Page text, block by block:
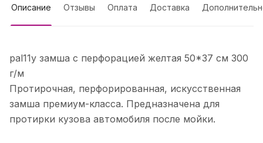
Описание Отзывы Оплата Доставка
pal11y замша с перфорацией желтая 50*37 см 300
г/м
Протирочная, перфорированная, искусственная
замша премиум-класса. Предназначена для
протирки кузова автомобиля после мойки.